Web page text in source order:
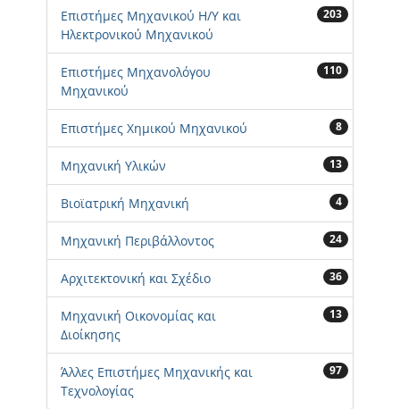
Επιστήμες Μηχανικού Η/Υ και
Ηλεκτρονικού Μηχανικού
203
Επιστήμες Μηχανολόγου
Μηχανικού
110
Επιστήμες Χημικού Μηχανικού 8
Μηχανική Υλικών 13
Βιοϊατρική Μηχανική 4
Μηχανική Περιβάλλοντος 24
Αρχιτεκτονική και Σχέδιο 36
Μηχανική Οικονομίας και
Διοίκησης
13
Άλλες Επιστήμες Μηχανικής και
Τεχνολογίας
97